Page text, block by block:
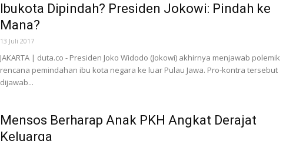
Ibukota Dipindah? Presiden Jokowi: Pindah ke
Mana?
13 Juli 2017
JAKARTA | duta.co - Presiden Joko Widodo (Jokowi) akhirnya menjawab polemik
rencana pemindahan ibu kota negara ke luar Pulau Jawa. Pro-kontra tersebut
dijawab...
Mensos Berharap Anak PKH Angkat Derajat
Keluarga